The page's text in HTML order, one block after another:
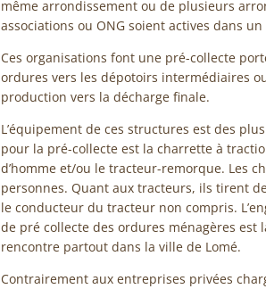
même arrondissement ou de plusieurs
associations ou ONG soient actives dans
Ces organisations font une pré-collecte
ordures vers les dépotoirs intermédiaires
production vers la décharge finale.
L’équipement de ces structures est des
pour la pré-collecte est la charrette à
d’homme et/ou le tracteur-remorque. Les
personnes. Quant aux tracteurs, ils tirent
le conducteur du tracteur non compris.
de pré collecte des ordures ménagères
rencontre partout dans la ville de Lomé.
Contrairement aux entreprises privées